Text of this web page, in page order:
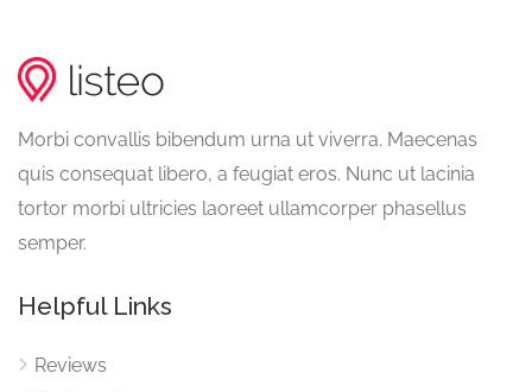
Morbi convallis bibendum urna ut viverra. Maecenas
quis consequat libero, a feugiat eros. Nunc ut lacinia
tortor morbi ultricies laoreet ullamcorper phasellus
semper.
Helpful Links
Reviews